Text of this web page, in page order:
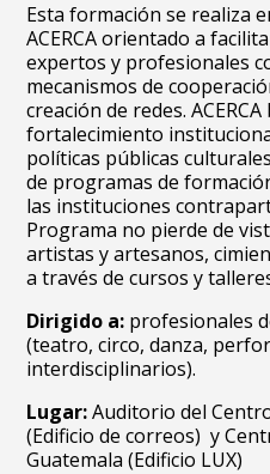
Esta formación se realiza
ACERCA orientado a
expertos y profesionales
mecanismos de
creación de redes.
fortalecimiento
políticas públicas
de programas de
las instituciones
Programa no pierde de
artistas y artesanos,
a través de cursos y
Dirigido a: profesionales
(teatro, circo, danza,
interdisciplinarios).
Lugar:Auditorio del
(Edificio de correos) y
Guatemala (Edificio LUX)